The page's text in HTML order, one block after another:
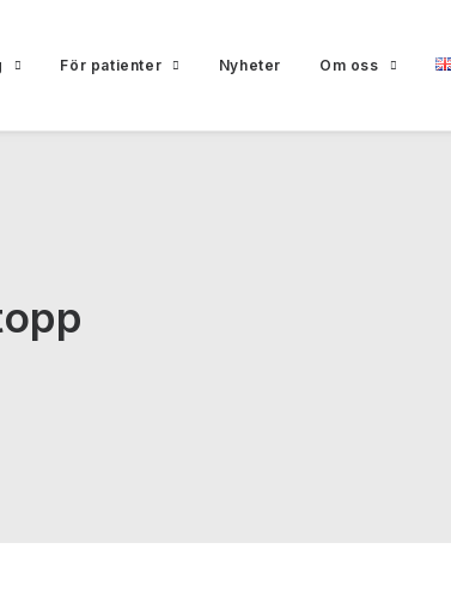
För patienter Nyheter Om oss